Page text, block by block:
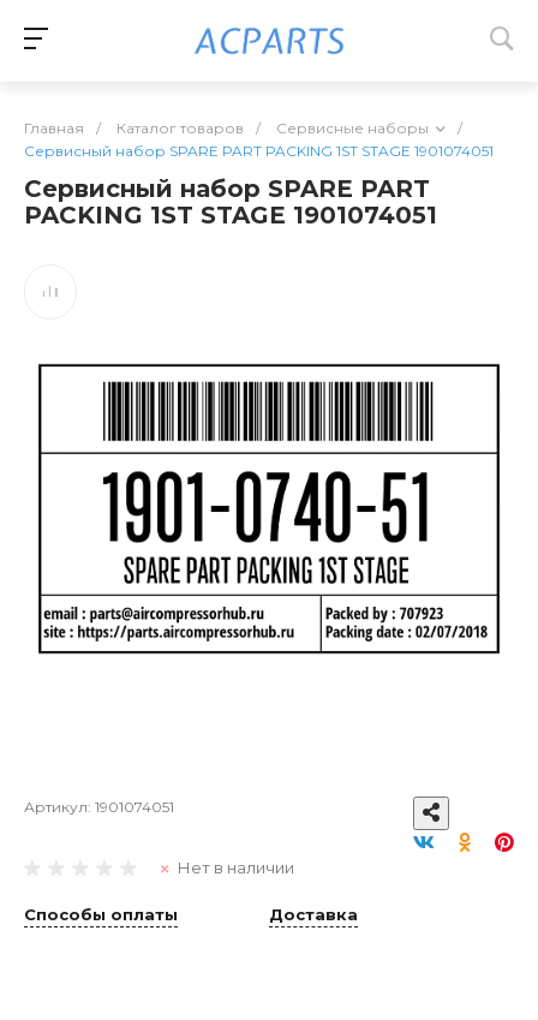
Главная / Каталог товаров / Сервисные наборы
/
Сервисный набор SPARE PART PACKING 1ST STAGE 1901074051
Сервисный набор SPARE PART
PACKING 1ST STAGE 1901074051
Артикул: 1901074051
Нет в наличии
Способы оплаты Доставка